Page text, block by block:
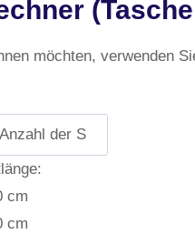
möchten, verwenden
cm
cm